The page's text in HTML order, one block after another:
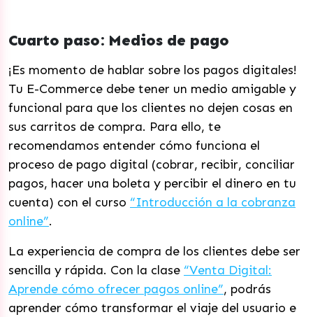
Cuarto paso: Medios de pago
¡Es momento de hablar sobre los pagos digitales!
Tu E-Commerce debe tener un medio amigable y
funcional para que los clientes no dejen cosas en
sus carritos de compra. Para ello, te
recomendamos entender cómo funciona el
proceso de pago digital (cobrar, recibir, conciliar
pagos, hacer una boleta y percibir el dinero en tu
cuenta) con el curso “Introducción a la cobranza
online”.
La experiencia de compra de los clientes debe ser
sencilla y rápida. Con la clase “Venta Digital:
Aprende cómo ofrecer pagos online”, podrás
aprender cómo transformar el viaje del usuario e